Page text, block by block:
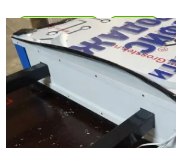
Подробней Цена